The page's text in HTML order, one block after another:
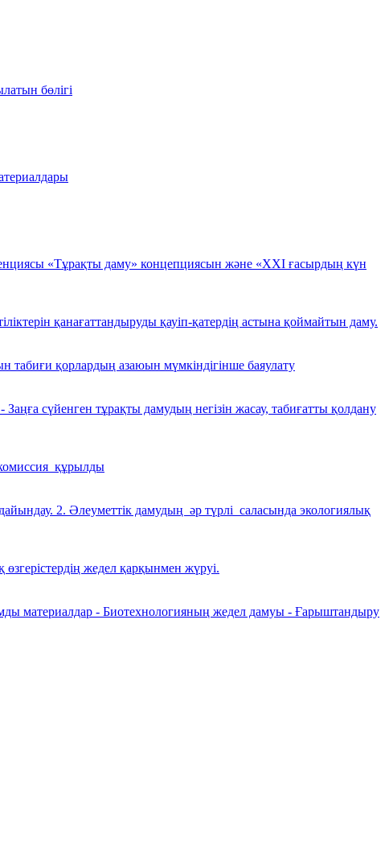
бөлігі
«Тұрақты даму» концепциясын және «ХХІ ғасырдың күн
қанағаттандыруды қауіп-қатердің астына қоймайтын даму.
табиғи қорлардың азаюын мүмкіндігінше баяулату
сүйенген тұрақты дамудың негізін жасау, табиғатты қолдану
құрылды
2. Әлеуметтік дамудың әр түрлі саласында экологиялық
жедел қарқынмен жүруі.
материалдар - Биотехнологияның жедел дамуы - Ғарыштандыру